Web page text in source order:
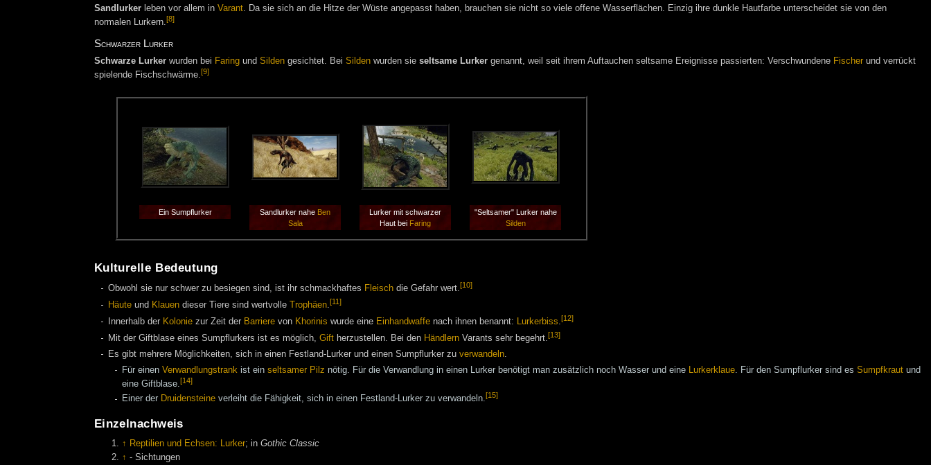
Sandlurkerleben vor allem in Varant. Da sie sich an die Hitze der Wüste angepasst haben, brauchen sie nicht so viele offene Wasserflächen. Einzig ihre dunkle Hautfarbe unterscheidet sie von den
normalen Lurkern.[8]
Schwarzer Lurker
Schwarze Lurkerwurden bei Faringund Sildengesichtet. Bei Sildenwurden sie seltsame Lurkergenannt, weil seit ihrem Auftauchen seltsame Ereignisse passierten: Verschwundene Fischerund verrückt
spielende Fischschwärme. [9]
Ein Sumpflurker Sandlurker nahe Ben
Sala
Lurker mit schwarzer
Haut bei Faring
"Seltsamer" Lurker nahe
Silden
Kulturelle Bedeutung
Obwohl sie nur schwer zu besiegen sind, ist ihr schmackhaftes Fleisch die Gefahr wert.[10]
Häute und Klauen dieser Tiere sind wertvolle Trophäen.[11]
Innerhalb der Kolonie zur Zeit der Barriere von Khorinis wurde eine Einhandwaffe nach ihnen benannt: Lurkerbiss.[12]
Mit der Giftblase eines Sumpflurkers ist es möglich, Gift herzustellen. Bei den Händlern Varants sehr begehrt.[13]
Es gibt mehrere Möglichkeiten, sich in einen Festland-Lurker und einen Sumpflurker zu verwandeln.
Für einenVerwandlungstrank ist einseltsamer Pilz nötig. Für die Verwandlung in einen Lurker benötigt man zusätzlich noch Wasser und eine Lurkerklaue. Für den Sumpflurker sind esSumpfkraut und
eine Giftblase.[14]
Einer der Druidensteine verleiht die Fähigkeit, sich in einen Festland-Lurker zu verwandeln.[15]
Einzelnachweis
↑ Reptilien und Echsen: Lurker; inGothic Classic
↑ - Sichtungen